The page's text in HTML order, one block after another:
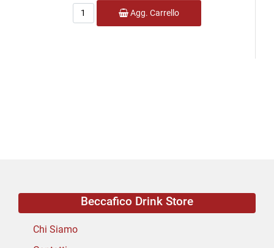
Quantità
Agg. Carrello
Beccafico Drink Store
Chi Siamo